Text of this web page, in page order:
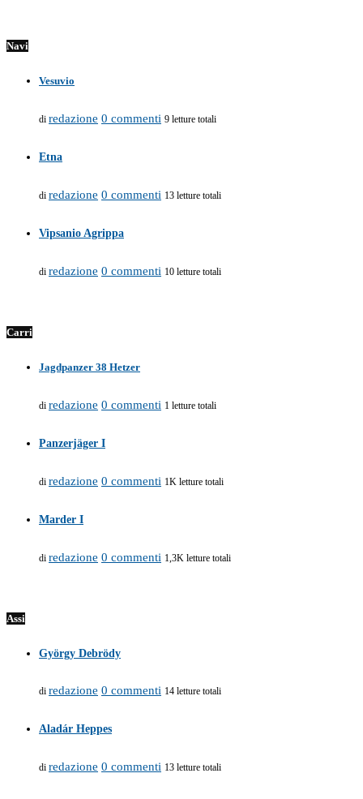
Navi
Vesuvio
di redazione 0 commenti 9 letture totali
Etna
di redazione 0 commenti 13 letture totali
Vipsanio Agrippa
di redazione 0 commenti 10 letture totali
Carri
Jagdpanzer 38 Hetzer
di redazione 0 commenti 1 letture totali
Panzerjäger I
di redazione 0 commenti 1K letture totali
Marder I
di redazione 0 commenti 1,3K letture totali
Assi
György Debrödy
di redazione 0 commenti 14 letture totali
Aladár Heppes
di redazione 0 commenti 13 letture totali